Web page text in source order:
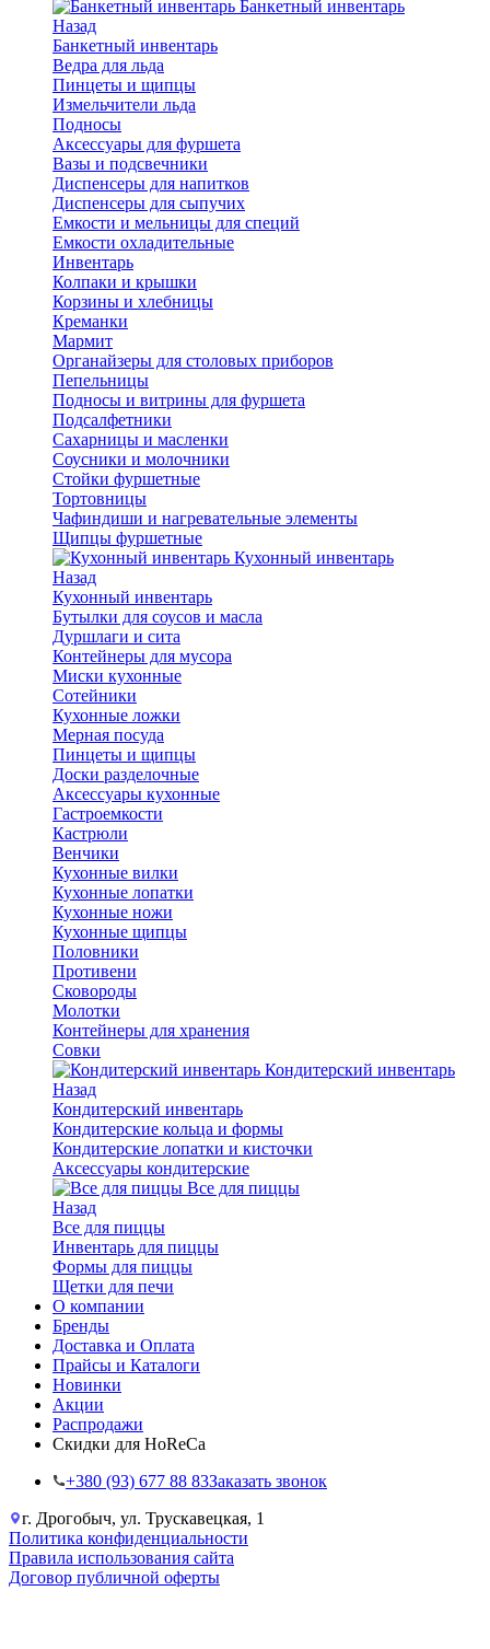
Банкетный инвентарь
Назад
Банкетный инвентарь
Ведра для льда
Пинцеты и щипцы
Измельчители льда
Подносы
Аксессуары для фуршета
Вазы и подсвечники
Диспенсеры для напитков
Диспенсеры для сыпучих
Емкости и мельницы для специй
Емкости охладительные
Инвентарь
Колпаки и крышки
Корзины и хлебницы
Креманки
Мармит
Органайзеры для столовых приборов
Пепельницы
Подносы и витрины для фуршета
Подсалфетники
Сахарницы и масленки
Соусники и молочники
Стойки фуршетные
Тортовницы
Чафиндиши и нагревательные элементы
Щипцы фуршетные
Кухонный инвентарь
Назад
Кухонный инвентарь
Бутылки для соусов и масла
Дуршлаги и сита
Контейнеры для мусора
Миски кухонные
Сотейники
Кухонные ложки
Мерная посуда
Пинцеты и щипцы
Доски разделочные
Аксессуары кухонные
Гастроемкости
Кастрюли
Венчики
Кухонные вилки
Кухонные лопатки
Кухонные ножи
Кухонные щипцы
Половники
Противени
Сковороды
Молотки
Контейнеры для хранения
Совки
Кондитерский инвентарь
Назад
Кондитерский инвентарь
Кондитерские кольца и формы
Кондитерские лопатки и кисточки
Аксессуары кондитерские
Все для пиццы
Назад
Все для пиццы
Инвентарь для пиццы
Формы для пиццы
Щетки для печи
О компании
Бренды
Доставка и Оплата
Прайсы и Каталоги
Новинки
Акции
Распродажи
Скидки для HoReCa
+38‎0 (93) 677 88 83Заказать звонок
г. Дрогобыч, ул. Трускавецкая, 1
Политика конфиденциальности
Правила использования сайта
Договор публичной оферты